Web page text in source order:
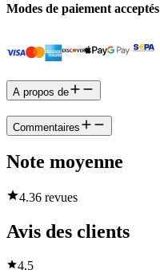
Modes de paiement acceptés
A propos de
Commentaires
Note moyenne
4.36 revues
Avis des clients
4.5